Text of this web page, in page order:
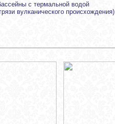
с термальной водой
вулканического происхождения)